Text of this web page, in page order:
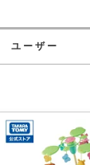
ユーザー